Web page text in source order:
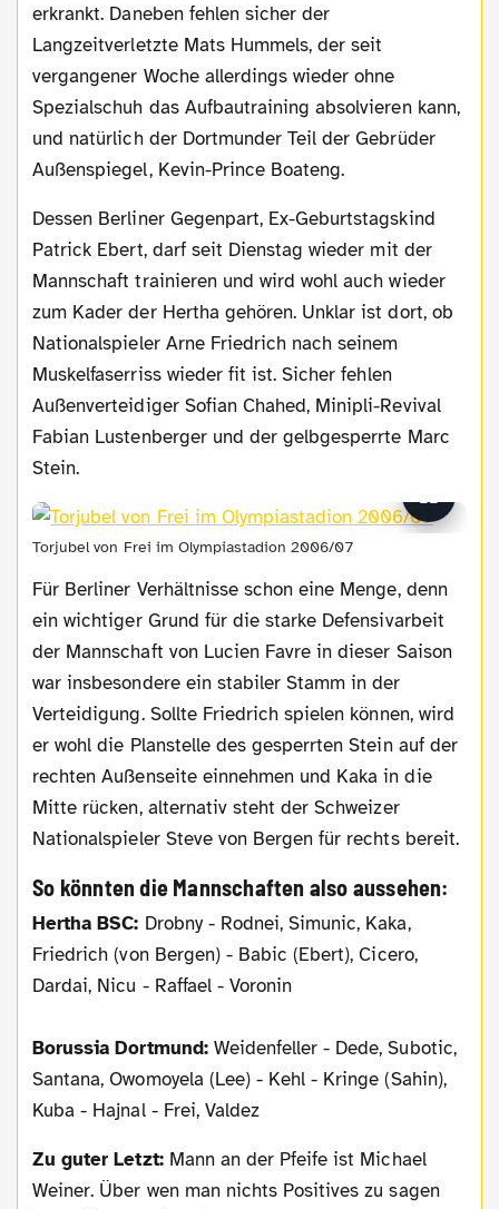
erkrankt. Daneben fehlen sicher der
Langzeitverletzte Mats Hummels, der seit
vergangener Woche allerdings wieder ohne
Spezialschuh das Aufbautraining absolvieren kann,
und natürlich der Dortmunder Teil der Gebrüder
Außenspiegel, Kevin-Prince Boateng.
Dessen Berliner Gegenpart, Ex-Geburtstagskind
Patrick Ebert, darf seit Dienstag wieder mit der
Mannschaft trainieren und wird wohl auch wieder
zum Kader der Hertha gehören. Unklar ist dort, ob
Nationalspieler Arne Friedrich nach seinem
Muskelfaserriss wieder fit ist. Sicher fehlen
Außenverteidiger Sofian Chahed, Minipli-Revival
Fabian Lustenberger und der gelbgesperrte Marc
Stein.
Torjubel von Frei im Olympiastadion 2006/07
Für Berliner Verhältnisse schon eine Menge, denn
ein wichtiger Grund für die starke Defensivarbeit
der Mannschaft von Lucien Favre in dieser Saison
war insbesondere ein stabiler Stamm in der
Verteidigung. Sollte Friedrich spielen können, wird
er wohl die Planstelle des gesperrten Stein auf der
rechten Außenseite einnehmen und Kaka in die
Mitte rücken, alternativ steht der Schweizer
Nationalspieler Steve von Bergen für rechts bereit.
So könnten die Mannschaften also aussehen:
Hertha BSC: Drobny - Rodnei, Simunic, Kaka,
Friedrich (von Bergen) - Babic (Ebert), Cicero,
Dardai, Nicu - Raffael - Voronin
Borussia Dortmund:Weidenfeller - Dede, Subotic,
Santana, Owomoyela (Lee) - Kehl - Kringe (Sahin),
Kuba - Hajnal - Frei, Valdez
Zu guter Letzt:Mann an der Pfeife ist Michael
Weiner. Über wen man nichts Positives zu sagen